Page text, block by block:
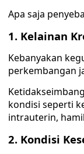
Apa saja
1. Kelainan
Kebanyakan
perkembangan
kondisi seperti
intrauterin,
2. Kondisi